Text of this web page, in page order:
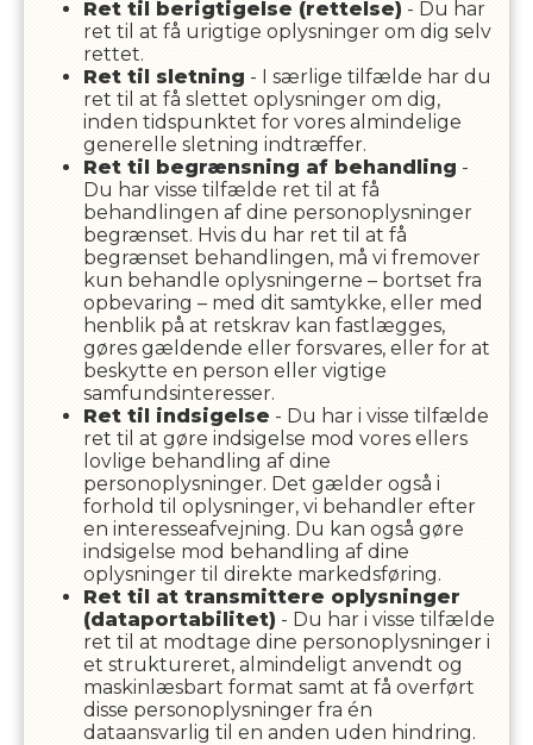
Ret til berigtigelse (rettelse) - Du har
ret til at få urigtige oplysninger om dig selv
rettet.
Ret til sletning - I særlige tilfælde har du
ret til at få slettet oplysninger om dig,
inden tidspunktet for vores almindelige
generelle sletning indtræffer.
Ret til begrænsning af behandling -
Du har visse tilfælde ret til at få
behandlingen af dine personoplysninger
begrænset. Hvis du har ret til at få
begrænset behandlingen, må vi fremover
kun behandle oplysningerne – bortset fra
opbevaring – med dit samtykke, eller med
henblik på at retskrav kan fastlægges,
gøres gældende eller forsvares, eller for at
beskytte en person eller vigtige
samfundsinteresser.
Ret til indsigelse - Du har i visse tilfælde
ret til at gøre indsigelse mod vores ellers
lovlige behandling af dine
personoplysninger. Det gælder også i
forhold til oplysninger, vi behandler efter
en interesseafvejning. Du kan også gøre
indsigelse mod behandling af dine
oplysninger til direkte markedsføring.
Ret til at transmittere oplysninger
(dataportabilitet) - Du har i visse tilfælde
ret til at modtage dine personoplysninger i
et struktureret, almindeligt anvendt og
maskinlæsbart format samt at få overført
disse personoplysninger fra én
dataansvarlig til en anden uden hindring.